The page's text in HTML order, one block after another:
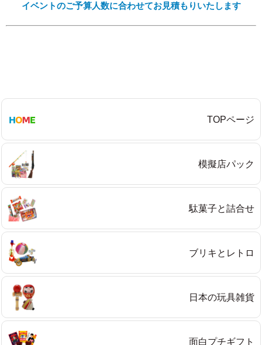
Eメール
プライバシーポリシーを確認しました。
イベントのご予算人数に合わせてお見積もりいたします
TOPページ
模擬店パック
駄菓子と詰合せ
ブリキとレトロ
日本の玩具雑貨
面白プチギフト